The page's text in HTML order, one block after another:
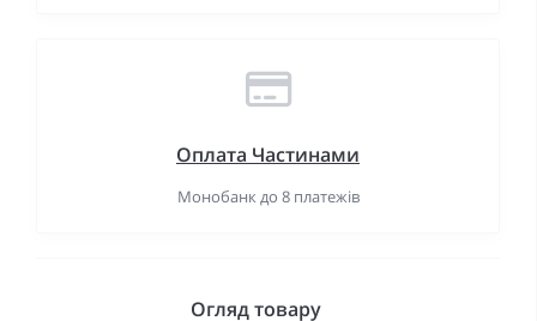
Оплата Частинами
Монобанк до 8 платежів
Огляд товару